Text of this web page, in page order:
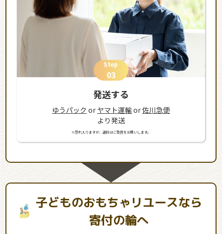
Step
03
発送する
ゆうパック or ヤマト運輸or佐川急便
より発送
※恐れ入りますが、送料はご負担をお願いします。
子どものおもちゃリユースなら
寄付の輪へ